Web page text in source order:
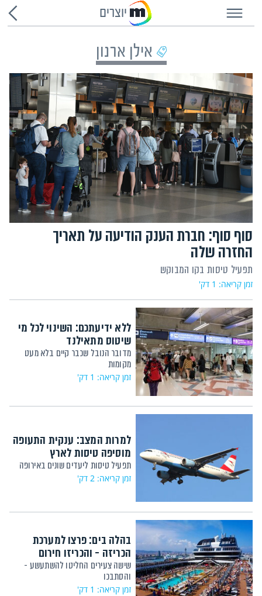
יוצרים
אילן ארנון
סוף סוף: חברת הענק הודיעה על תאריך
החזרה שלה
תפעיל טיסות בקו המבוקש
זמן קריאה: 1 דק'
ללא ידיעתכם: השינוי לכל מי
שיטוס מתאילנד
מדובר הנובל שכבר קיים בלא מעט
מקומות
זמן קריאה: 1 דק'
למרות המצב: ענקית התעופה
מוסיפה טיסות לארץ
תפעיל טיסות ליעדים שונים באירופה
זמן קריאה: 2 דק'
בהלה בים: פרצו למערכת
הכריזה - והכריזו חירום
שישה צעירים החליטו להשתעשע -
והסתבכו
זמן קריאה: 1 דק'